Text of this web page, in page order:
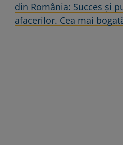
din România: Succes și
afacerilor. Cea mai